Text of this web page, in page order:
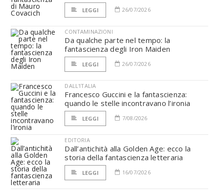
LEGGI 26/07/2026
CONTAMINAZIONI
Da qualche parte nel tempo: la
fantascienza degli Iron Maiden
LEGGI 26/07/2026
DALL'ITALIA
Francesco Guccini e la fantascienza:
quando le stelle incontravano l’ironia
LEGGI 7/08/2026
EDITORIA
Dall’antichità alla Golden Age: ecco la
storia della fantascienza letteraria
LEGGI 16/07/2026